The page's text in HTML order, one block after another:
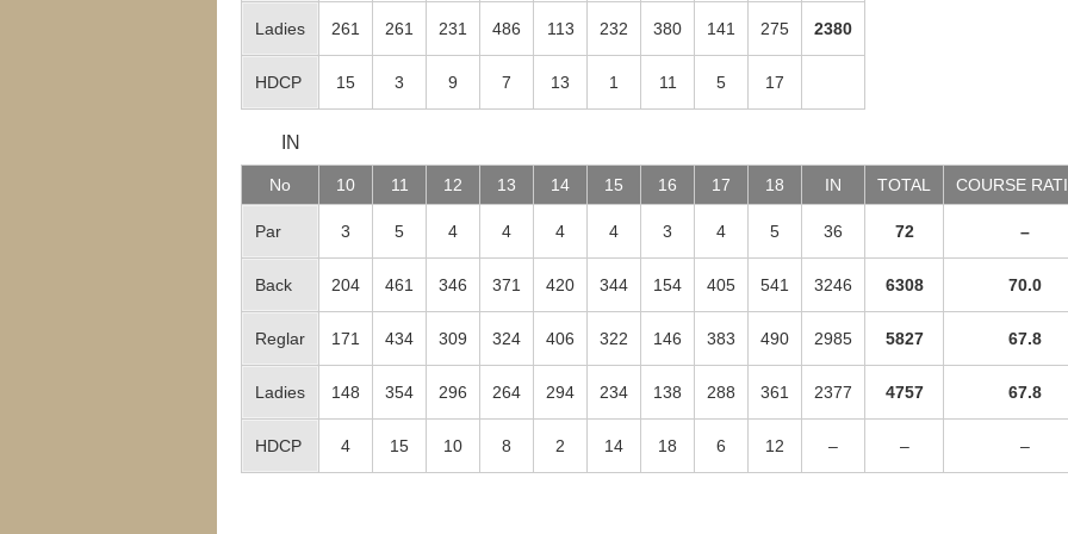
Ladies 261 261 231 486 113 232 380 141 275 2380
HDCP 15 3 9 7 13 1 11 5 17
IN
No 10 11 12 13 14 15 16 17 18 IN TOTAL COURSE
Par 3 5 4 4 4 4 3 4 5 36 72 –
Back 204 461 346 371 420 344 154 405 541 3246 6308 70.0
Reglar 171 434 309 324 406 322 146 383 490 2985 5827 67.8
Ladies 148 354 296 264 294 234 138 288 361 2377 4757 67.8
HDCP 4 15 10 8 2 14 18 6 12 – – –